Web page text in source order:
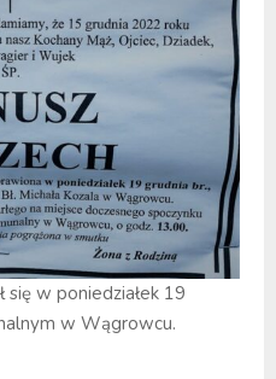
się w poniedziałek 19
w Wągrowcu.